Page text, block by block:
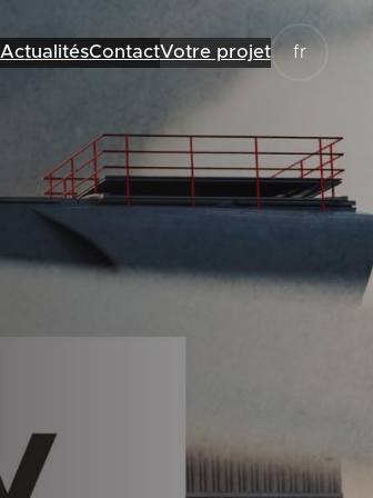
ActualitésContactVotre projet fr